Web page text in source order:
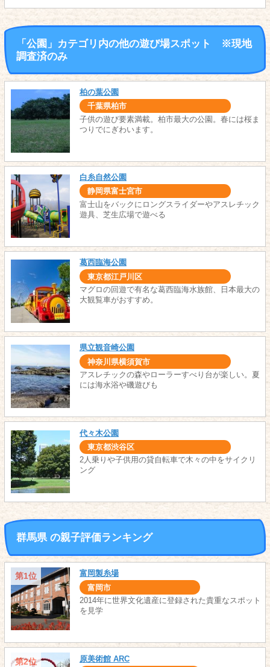
「公園」カテゴリ内の他の遊び場スポット ※現地
調査済のみ
柏の葉公園
千葉県柏市
子供の遊び要素満載。柏市最大の公園。春には桜ま
つりでにぎわいます。
白糸自然公園
静岡県富士宮市
富士山をバックにロングスライダーやアスレチック
遊具、芝生広場で遊べる
葛西臨海公園
東京都江戸川区
マグロの回遊で有名な葛西臨海水族館、日本最大の
大観覧車がおすすめ。
県立観音崎公園
神奈川県横須賀市
アスレチックの森やローラーすべり台が楽しい。夏
には海水浴や磯遊びも
代々木公園
東京都渋谷区
2人乗りや子供用の貸自転車で木々の中をサイクリ
ング
群馬県 の親子評価ランキング
第1位 富岡製糸場
富岡市
2014年に世界文化遺産に登録された貴重なスポット
を見学
第2位 原美術館 ARC